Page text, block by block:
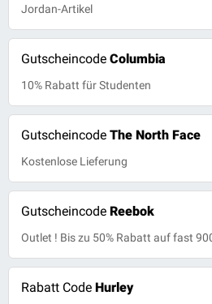
Jordan-Artikel
Gutscheincode Columbia
10% Rabatt für Studenten
Gutscheincode The North Face
Kostenlose Lieferung
Gutscheincode Reebok
Outlet ! Bis zu 50% Rabatt auf fast
Rabatt Code Hurley